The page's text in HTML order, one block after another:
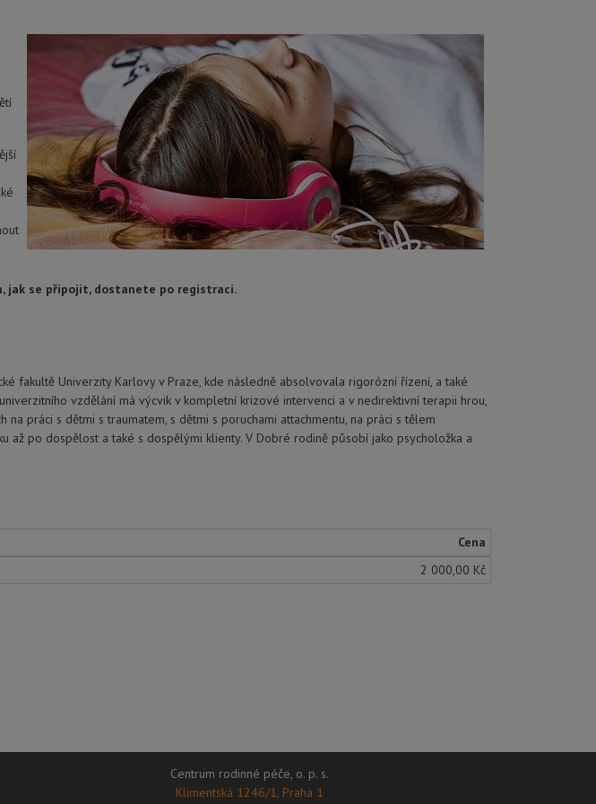
jak se připojit, dostanete po registraci.
fakultě Univerzity Karlovy v Praze, kde následně absolvovala rigorózní řízení, a také
vzdělání má výcvik v kompletní krizové intervenci a v nedirektivní terapii hrou,
práci s dětmi s traumatem, s dětmi s poruchami attachmentu, na práci s tělem
až po dospělost a také s dospělými klienty. V Dobré rodině působí jako psycholožka a
Cena
2 000,00 Kč
Centrum rodinné péče, o. p. s.
Klimentská 1246/1, Praha 1